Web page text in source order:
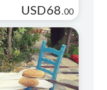
USD68.00